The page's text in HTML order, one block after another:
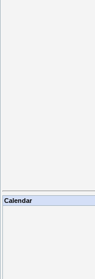
Calendar